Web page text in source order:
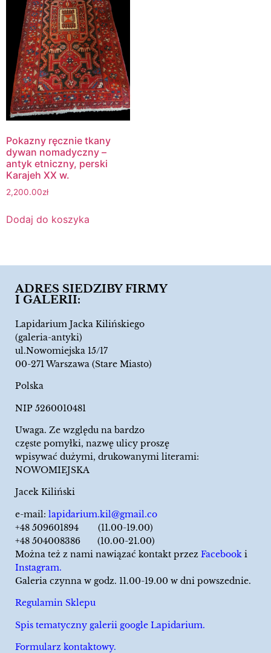
Pokazny ręcznie tkany
dywan nomadyczny –
antyk etniczny, perski
Karajeh XX w.
2,200.00zł
Dodaj do koszyka
ADRES SIEDZIBY FIRMY
I GALERII:
Lapidarium Jacka Kilińskiego
(galeria-antyki)
ul.Nowomiejska 15/17
00-271 Warszawa (Stare Miasto)
Polska
NIP 5260010481
Uwaga. Ze względu na bardzo
częste pomyłki, nazwę ulicy proszę
wpisywać dużymi, drukowanymi literami:
NOWOMIEJSKA
Jacek Kiliński
e-mail: lapidarium.kil@gmail.co
+48 509601894 (11.00-19.00)
+48 504008386 (10.00-21.00)
Można też z nami nawiązać kontakt przez Facebook i
Instagram.
Galeria czynna w godz. 11.00-19.00 w dni powszednie.
Regulamin Sklepu
Spis tematyczny galerii google Lapidarium.
Formularz kontaktowy.